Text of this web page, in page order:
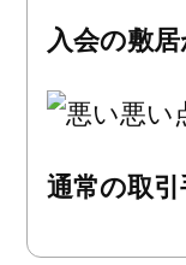
入会の敷
悪い
通常の取